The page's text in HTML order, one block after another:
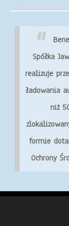
Spółka
realizuje
ładowania
niż
formie
Ochrony